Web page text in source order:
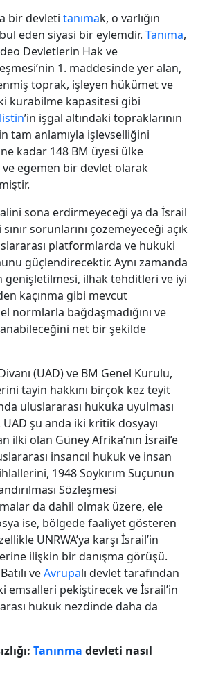
bir devleti tanımak, o varlığın
eden siyasi bir eylemdir. Tanıma,
Devletlerin Hak ve
1. maddesinde yer alan,
toprak, işleyen hükümet ve
kurabilme kapasitesi gibi
’in işgal altındaki topraklarının
tam anlamıyla işlevselliğini
kadar 148 BM üyesi ülke
ve egemen bir devlet olarak
sona erdirmeyeceği ya da İsrail
sorunlarını çözemeyeceği açık
platformlarda ve hukuki
güçlendirecektir. Aynı zamanda
genişletilmesi, ilhak tehditleri ve iyi
kaçınma gibi mevcut
normlarla bağdaşmadığını ve
net bir şekilde
(UAD) ve BM Genel Kurulu,
tayin hakkını birçok kez teyit
uluslararası hukuka uyulması
UAD şu anda iki kritik dosyayı
ilki olan Güney Afrika’nın İsrail’e
insancıl hukuk ve insan
1948 Soykırım Suçunun
Sözleşmesi
da dahil olmak üzere, ele
ise, bölgede faaliyet gösteren
UNRWA’ya karşı İsrail’in
ilişkin bir danışma görüşü.
veAvrupalı devlet tarafından
emsalleri pekiştirecek ve İsrail’in
hukuk nezdinde daha da
Tanınma devleti nasıl